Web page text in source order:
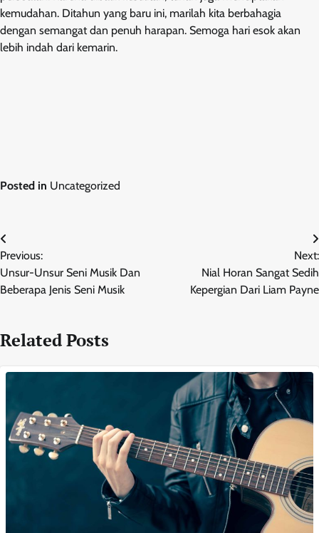
kemudahan. Ditahun yang baru ini, marilah kita berbahagia
dengan semangat dan penuh harapan. Semoga hari esok akan
lebih indah dari kemarin.
Posted in Uncategorized
Post
navigation
Previous:
Unsur-Unsur Seni Musik Dan
Beberapa Jenis Seni Musik
Next:
Nial Horan Sangat Sedih
Kepergian Dari Liam Payne
Related Posts